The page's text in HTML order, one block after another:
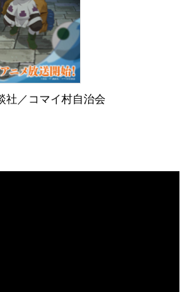
社／コマイ村自治会